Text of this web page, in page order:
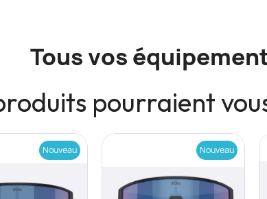
Tous vos
pourraient
Nouveau Nouveau